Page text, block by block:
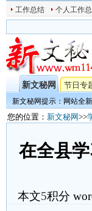
工作总结 个人工作
新文秘网 节日专
新文秘网提示：网站全
您的位置： 新文秘网>>
在全县
本文5积分